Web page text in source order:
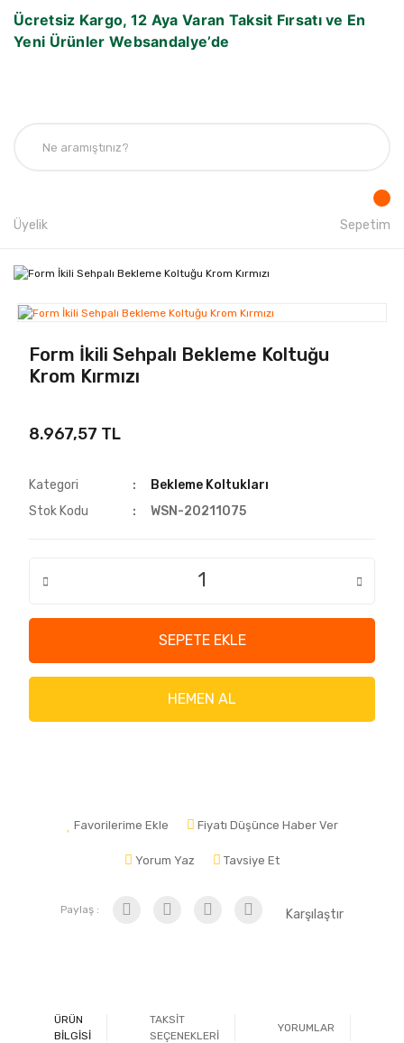
Ücretsiz Kargo, 12 Aya Varan Taksit Fırsatı ve En
Yeni Ürünler Websandalye’de
Üyelik Sepetim
Form İkili Sehpalı Bekleme Koltuğu
Krom Kırmızı
8.967,57 TL
Kategori
Bekleme Koltukları
Stok Kodu
WSN-20211075
SEPETE EKLE
HEMEN AL
Favorilerime Ekle Fiyatı Düşünce Haber Ver
Yorum Yaz Tavsiye Et
Paylaş : Karşılaştır
ÜRÜN
BİLGİSİ
TAKSİT
SEÇENEKLERİ
YORUMLAR